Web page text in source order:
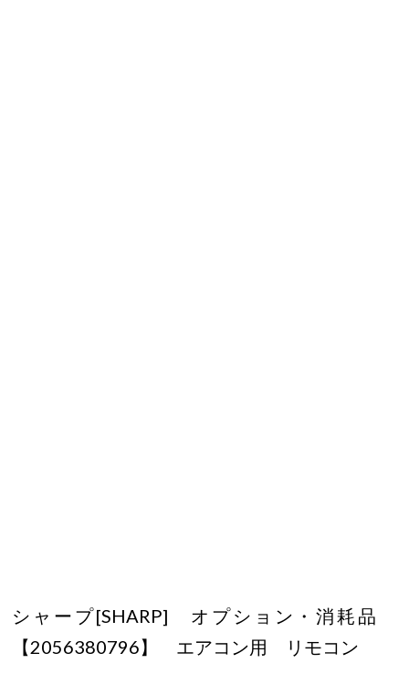
シャープ[SHARP] オプション・消耗品
【2056380796】 エアコン用 リモコン